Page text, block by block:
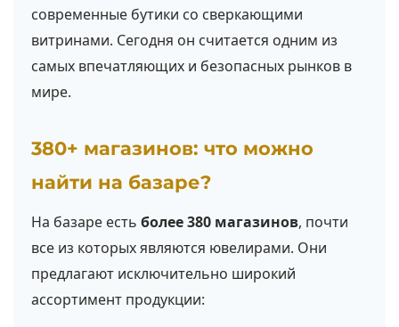
современные бутики со сверкающими
витринами. Сегодня он считается одним из
самых впечатляющих и безопасных рынков в
мире.
380+ магазинов: что можно
найти на базаре?
На базаре есть более 380 магазинов, почти
все из которых являются ювелирами. Они
предлагают исключительно широкий
ассортимент продукции: